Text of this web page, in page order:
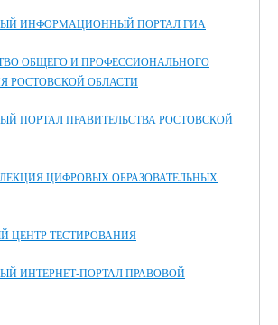
ИНФОРМАЦИОННЫЙ ПОРТАЛ ГИА
ОБЩЕГО И ПРОФЕССИОНАЛЬНОГО
РОСТОВСКОЙ ОБЛАСТИ
ПОРТАЛ ПРАВИТЕЛЬСТВА РОСТОВСКОЙ
ЦИФРОВЫХ ОБРАЗОВАТЕЛЬНЫХ
ЦЕНТР ТЕСТИРОВАНИЯ
ИНТЕРНЕТ-ПОРТАЛ ПРАВОВОЙ